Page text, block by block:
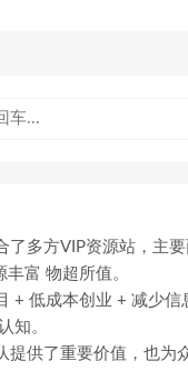
了多方VIP资源站，主
富 物超所值。
+ 低成本创业 + 减少信
知。
提供了重要价值，也为